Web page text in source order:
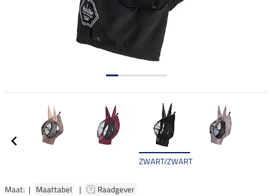
ZWART/ZWART
Maat: | Maattabel | Raadgever